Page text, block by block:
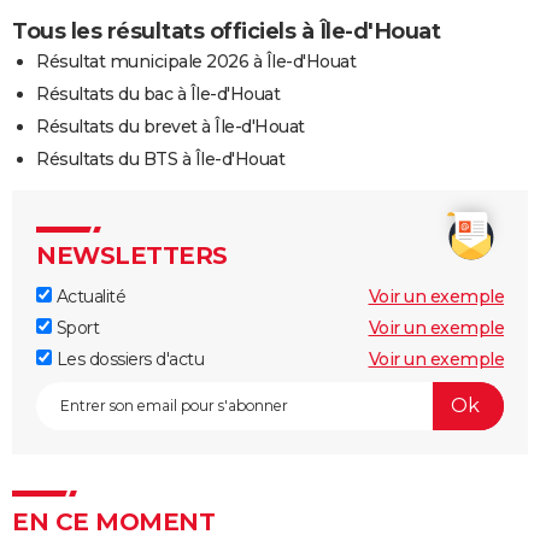
Tous les résultats officiels à Île-d'Houat
Résultat municipale 2026 à Île-d'Houat
Résultats du bac à Île-d'Houat
Résultats du brevet à Île-d'Houat
Résultats du BTS à Île-d'Houat
NEWSLETTERS
Actualité
Voir un exemple
Sport
Voir un exemple
Les dossiers d'actu
Voir un exemple
EN CE MOMENT